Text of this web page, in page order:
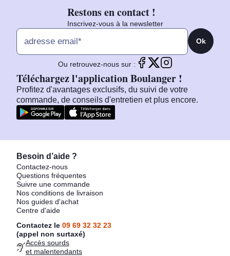
Restons en contact !
Inscrivez-vous à la newsletter
Ok
Ou retrouvez-nous sur :
Téléchargez l'application Boulanger !
Profitez d'avantages exclusifs, du suivi de votre
commande, de conseils d'entretien et plus encore.
Besoin d’aide ?
Contactez-nous
Questions fréquentes
Suivre une commande
Nos conditions de livraison
Nos guides d'achat
Centre d'aide
Contactez le 09 69 32 32 23
(appel non surtaxé)
Accès sourds
et malentendants